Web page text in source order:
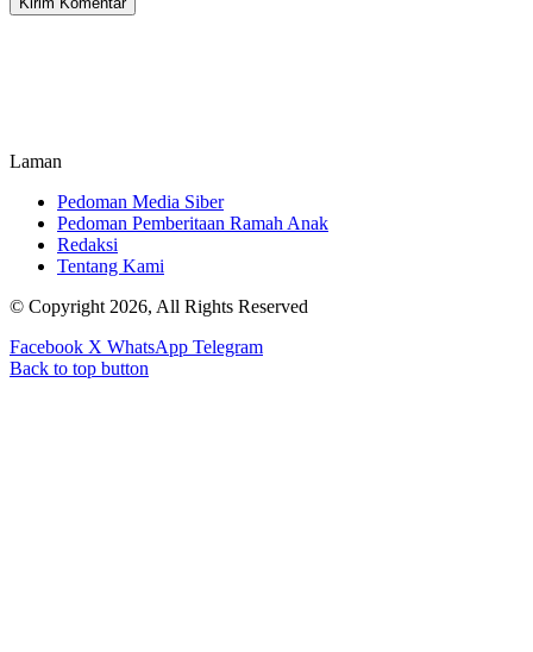
Laman
Pedoman Media Siber
Pedoman Pemberitaan Ramah Anak
Redaksi
Tentang Kami
© Copyright 2026, All Rights Reserved
Facebook X WhatsApp Telegram
Back to top button